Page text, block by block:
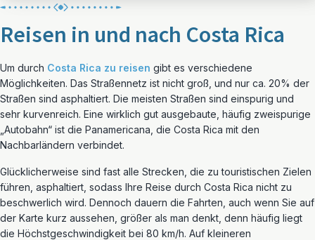
Reisen in und nach Costa Rica
Um durch Costa Rica zu reisen gibt es verschiedene
Möglichkeiten. Das Straßennetz ist nicht groß, und nur ca. 20% der
Straßen sind asphaltiert. Die meisten Straßen sind einspurig und
sehr kurvenreich. Eine wirklich gut ausgebaute, häufig zweispurige
„Autobahn“ ist die Panamericana, die Costa Rica mit den
Nachbarländern verbindet.
Glücklicherweise sind fast alle Strecken, die zu touristischen Zielen
führen, asphaltiert, sodass Ihre Reise durch Costa Rica nicht zu
beschwerlich wird. Dennoch dauern die Fahrten, auch wenn Sie auf
der Karte kurz aussehen, größer als man denkt, denn häufig liegt
die Höchstgeschwindigkeit bei 80 km/h. Auf kleineren